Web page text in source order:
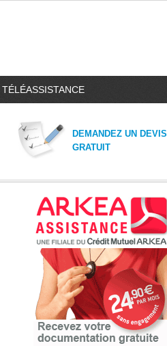
DEMANDEZ UN DEVIS
GRATUIT